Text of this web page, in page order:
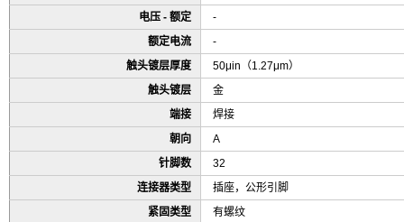
电压 - 额定
-
额定电流
-
触头镀层厚度
50μin（1.27μm）
触头镀层
金
端接
焊接
朝向
A
针脚数
32
连接器类型
插座，公形引脚
紧固类型
有螺纹